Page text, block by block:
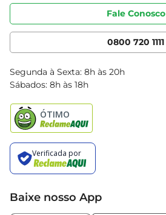
Portal do fornecedor
Cencosud Media
Código de ética
Serviços
Clube Bretas
Blog Bretas
Black Friday
Fale Conosco
0800 720 1111
Segunda à Sexta: 8h às 20h
Sábados: 8h às 18h
Baixe nosso App